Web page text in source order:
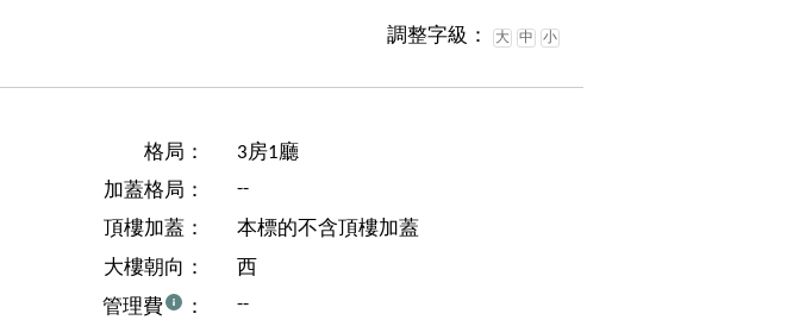
調整字級： 大 中 小
格局：
3房1廳
加蓋格局：
--
頂樓加蓋：
本標的不含頂樓加蓋
大樓朝向：
西
管理費
： --